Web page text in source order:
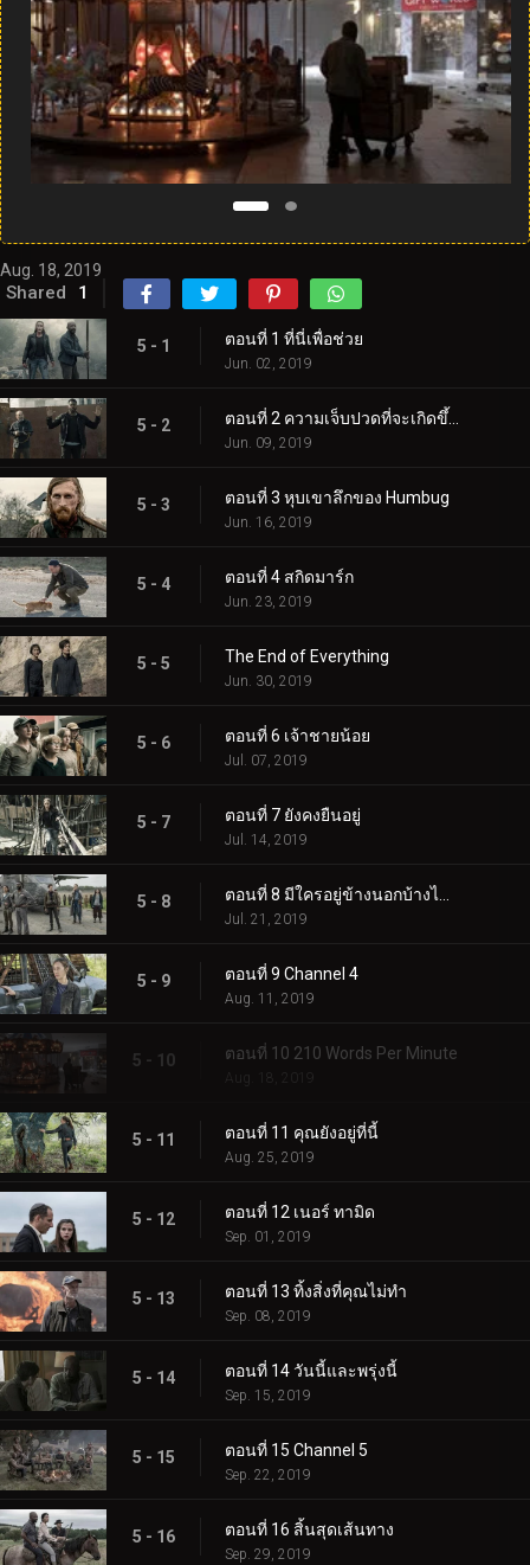
Aug. 18, 2019
Shared 1
5 - 1 ตอนที่ 1 ที่นี่เพื่อช่วย
Jun. 02, 2019
5 - 2
Jun. 09, 2019
5 - 3 ตอนที่ 3 หุบเขาลึกของ Humbug
Jun. 16, 2019
5 - 4 ตอนที่ 4 สกิดมาร์ก
Jun. 23, 2019
5 - 5 The End of Everything
Jun. 30, 2019
5 - 6 ตอนที่ 6 เจ้าชายน้อย
Jul. 07, 2019
5 - 7 ตอนที่ 7 ยังคงยืนอยู่
Jul. 14, 2019
5 - 8
Jul. 21, 2019
5 - 9 ตอนที่ 9 Channel 4
Aug. 11, 2019
5 - 10 ตอนที่ 10 210 Words Per Minute
Aug. 18, 2019
5 - 11 ตอนที่ 11 คุณยังอยู่ที่นี้
Aug. 25, 2019
5 - 12 ตอนที่ 12 เนอร์ ทามิด
Sep. 01, 2019
5 - 13 ตอนที่ 13 ทิ้งสิ่งที่คุณไม่ทำ
Sep. 08, 2019
5 - 14 ตอนที่ 14 วันนี้และพรุ่งนี้
Sep. 15, 2019
5 - 15 ตอนที่ 15 Channel 5
Sep. 22, 2019
5 - 16 ตอนที่ 16 สิ้นสุดเส้นทาง
Sep. 29, 2019